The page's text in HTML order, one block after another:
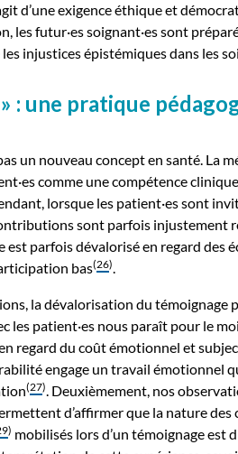
d’une exigence éthique et
les futur·es soignant·es sont
injustices épistémiques dans les
: une pratique
un nouveau concept en santé. La
comme une compétence
lorsque les patient·es sont
sont parfois injustement
est parfois dévalorisé en regard des
bas(26).
la dévalorisation du témoignage
les patient·es nous paraît pour le
regard du coût émotionnel et
engage un travail émotionnel
(27). Deuxièmement, nos
d’affirmer que la nature
) mobilisés lors d’un témoignage est